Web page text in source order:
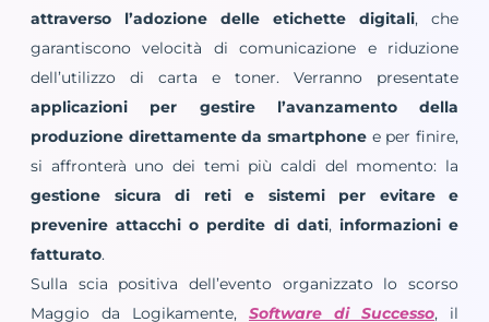
attraverso l’adozione delle etichette digitali, che
garantiscono velocità di comunicazione e riduzione
dell’utilizzo di carta e toner. Verranno presentate
applicazioni per gestire l’avanzamento della
produzione direttamente da smartphone e per finire,
si affronterà uno dei temi più caldi del momento: la
gestione sicura di reti e sistemi per evitare e
prevenire attacchi o perdite di dati, informazioni e
fatturato.
Sulla scia positiva dell’evento organizzato lo scorso
Maggio da Logikamente, Software di Successo, il